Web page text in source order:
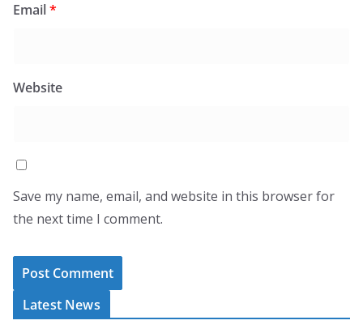
Email*
Website
Save my name, email, and website in this browser for
the next time I comment.
Latest News